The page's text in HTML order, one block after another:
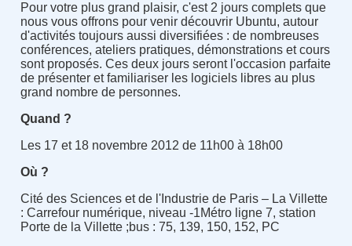
Pour votre plus grand plaisir, c'est 2 jours complets que
nous vous offrons pour venir découvrir Ubuntu, autour
d'activités toujours aussi diversifiées : de nombreuses
conférences, ateliers pratiques, démonstrations et cours
sont proposés. Ces deux jours seront l'occasion parfaite
de présenter et familiariser les logiciels libres au plus
grand nombre de personnes.
Quand ?
Les 17 et 18 novembre 2012 de 11h00 à 18h00
Où ?
Cité des Sciences et de l'Industrie de Paris – La Villette
: Carrefour numérique, niveau -1Métro ligne 7, station
Porte de la Villette ;bus : 75, 139, 150, 152, PC